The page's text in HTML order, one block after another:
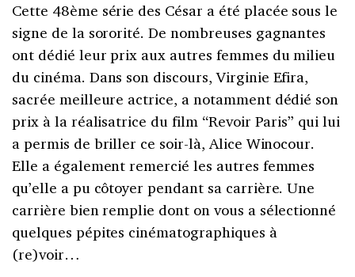
Cette 48ème série des César a été placée sous le
signe de la sororité. De nombreuses gagnantes
ont dédié leur prix aux autres femmes du milieu
du cinéma. Dans son discours, Virginie Efira,
sacrée meilleure actrice, a notamment dédié son
prix à la réalisatrice du film “Revoir Paris” qui lui
a permis de briller ce soir-là, Alice Winocour.
Elle a également remercié les autres femmes
qu’elle a pu côtoyer pendant sa carrière. Une
carrière bien remplie dont on vous a sélectionné
quelques pépites cinématographiques à
(re)voir…